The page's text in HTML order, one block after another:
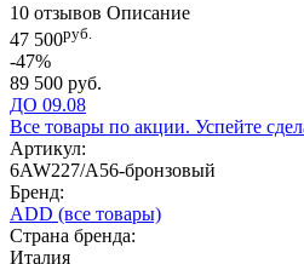
10 отзывов Описание
47 500руб.
-47%
89 500 руб.
ДО 09.08
Все товары по акции. Успейте
Артикул:
6AW227/A56-бронзовый
Бренд:
ADD (все товары)
Страна бренда:
Италия